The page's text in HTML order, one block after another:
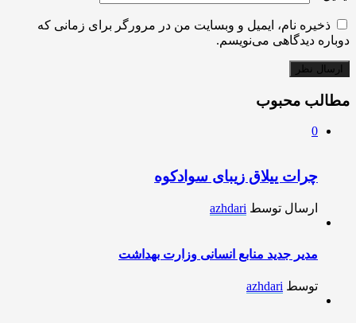
ذخیره نام، ایمیل و وبسایت من در مرورگر برای زمانی که
دوباره دیدگاهی می‌نویسم.
مطالب محبوب
0
چرات ییلاق زیبای سوادکوه
ارسال توسط azhdari
مدیر جدید منابع انسانی وزارت بهداشت
توسط azhdari